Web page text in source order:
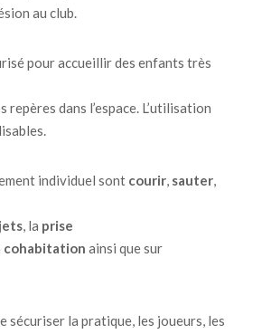
au club.
pour accueillir des enfants très
repères dans l’espace. L’utilisation
individuel sont courir, sauter,
, la prise
cohabitation ainsi que sur
sécuriser la pratique, les joueurs, les